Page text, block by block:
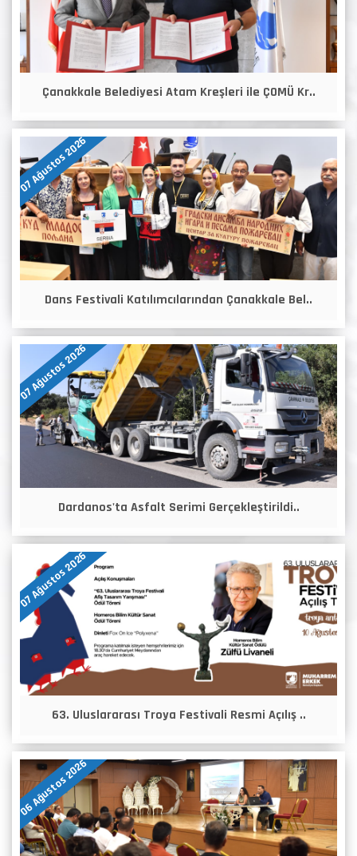
Çanakkale Belediyesi Atam Kreşleri ile ÇOMÜ Kr..
07 Ağustos 2026
Dans Festivali Katılımcılarından Çanakkale Bel..
07 Ağustos 2026
Dardanos'ta Asfalt Serimi Gerçekleştirildi..
07 Ağustos 2026
63. Uluslararası Troya Festivali Resmi Açılış ..
06 Ağustos 2026